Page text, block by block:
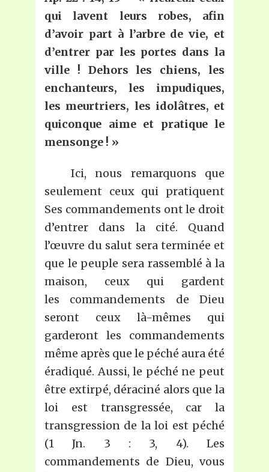
qui lavent leurs robes, afin
d’avoir part à l’arbre de vie, et
d’entrer par les portes dans la
ville ! Dehors les chiens, les
enchanteurs, les impudiques,
les meurtriers, les idolâtres, et
quiconque aime et pratique le
mensonge ! »
Ici, nous remarquons que
seulement ceux qui pratiquent
Ses commandements ont le droit
d’entrer dans la cité. Quand
l’œuvre du salut sera terminée et
que le peuple sera rassemblé à la
maison, ceux qui gardent
les commandements de Dieu
seront ceux là-mêmes qui
garderont les commandements
même après que le péché aura été
éradiqué. Aussi, le péché ne peut
être extirpé, déraciné alors que la
loi est transgressée, car la
transgression de la loi est péché
(1 Jn. 3 : 3, 4). Les
commandements de Dieu, vous